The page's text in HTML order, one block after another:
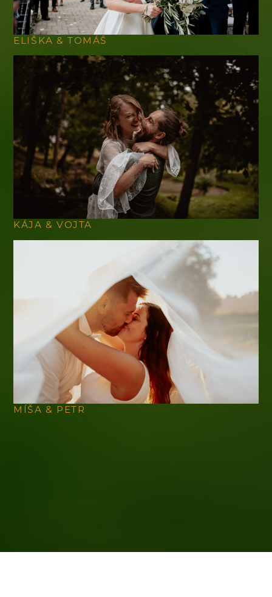
ELIŠKA & TOMÁŠ
KÁJA & VOJTA
MÍŠA & PETR